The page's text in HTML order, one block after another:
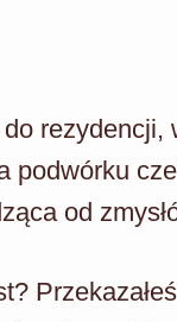
rezydencji,
podwórku
od